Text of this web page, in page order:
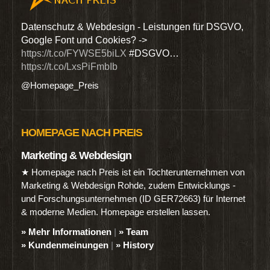
Datenschutz & Webdesign - Leistungen für DSGVO,
Google Font und Cookies? ->
https://t.co/FYWSE5biLX #DSGVO…
https://t.co/LxsPiFmbIb
@Homepage_Preis
HOMEPAGE NACH PREIS
Marketing & Webdesign
★ Homepage nach Preis ist ein Tochterunternehmen von
Marketing & Webdesign Rohde, zudem Entwicklungs -
und Forschungsunternehmen (ID GER72663) für Internet
& moderne Medien. Homepage erstellen lassen.
» Mehr Informationen | » Team
» Kundenmeinungen | » History